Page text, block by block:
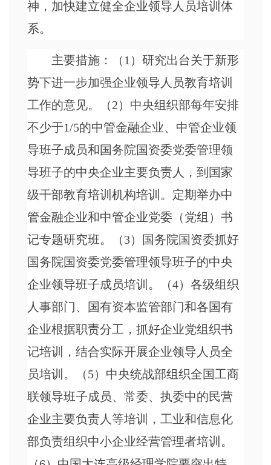
神，加快建立健全企业领导人员培训体
系。
主要措施：（ 1）研究出台关于新形
势下进一步加强企业领导人员教育培训
工作的意见。（2）中央组织部每年安排
不少于1/5的中管金融企业、中管企业领
导班子成员和国务院国资委党委管理领
导班子的中央企业主要负责人，到国家
级干部教育培训机构培训。定期举办中
管金融企业和中管企业党委（党组）书
记专题研究班。（3）国务院国资委抓好
国务院国资委党委管理领导班子的中央
企业领导班子成员培训。（4）各级组织
人事部门、国有资本监管部门和各国有
企业根据职责分工，抓好企业党组织书
记培训，结合实际开展企业领导人员全
员培训。（5）中央统战部组织全国工商
联领导班子成员、常委、执委中的民营
企业主要负责人等培训，工业和信息化
部负责组织中小企业经营管理者培训。